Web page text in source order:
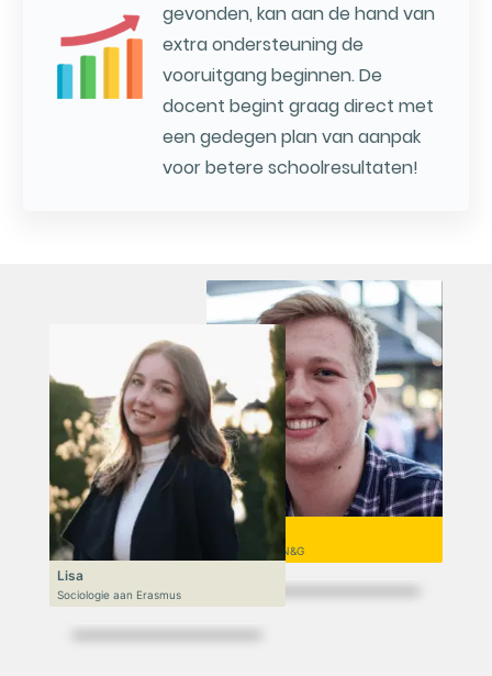
gevonden, kan aan de hand van
extra ondersteuning de
vooruitgang beginnen. De
docent begint graag direct met
een gedegen plan van aanpak
voor betere schoolresultaten!
Niek
VWO 6, N&T/N&G
Lisa
Sociologie aan Erasmus